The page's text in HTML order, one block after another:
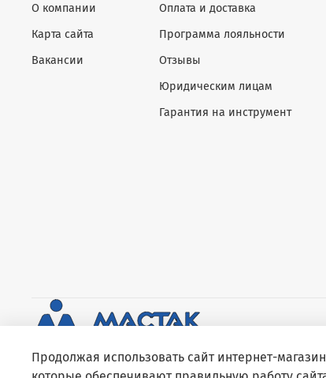
О компании
Карта сайта
Вакансии
Оплата и доставка
Программа лояльности
Отзывы
Юридическим лицам
Гарантия на инструмент
Продолжая использовать сайт интернет-